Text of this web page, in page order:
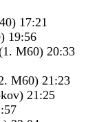
17:21
19:56
M60) 20:33
M60) 21:23
21:25